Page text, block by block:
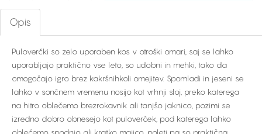
Opis
Puloverčki so zelo uporaben kos v otroški omari, saj se lahko
uporabljajo praktično vse leto, so udobni in mehki, tako da
omogočajo igro brez kakršnihkoli omejitev. Spomladi in jeseni se
lahko v sončnem vremenu nosijo kot vrhnji sloj, preko katerega
na hitro oblečemo brezrokavnik ali tanjšo jaknico, pozimi se
izredno dobro obnesejo kot puloverček, pod katerega lahko